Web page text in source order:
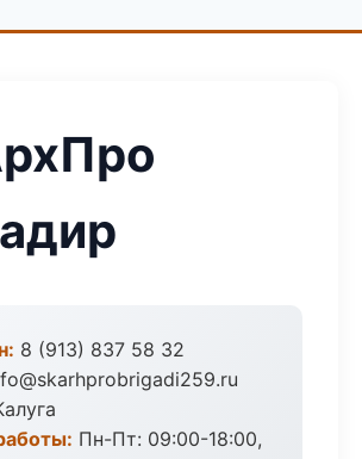
8 (913) 837 58 32
Пн-Пт: 09:00-18:00,